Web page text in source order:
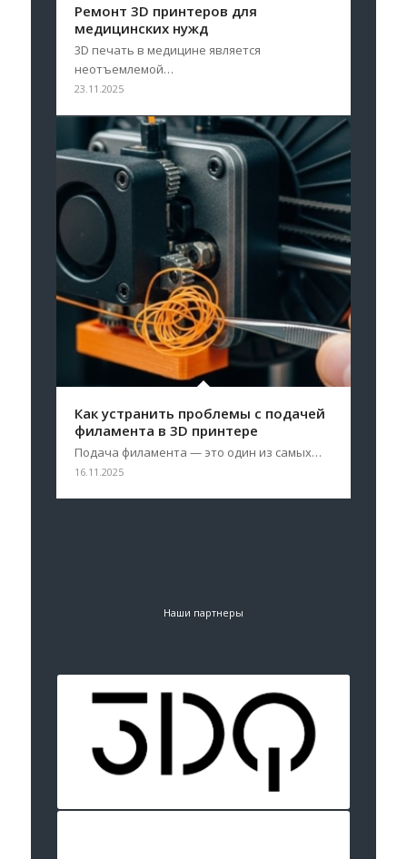
Ремонт 3D принтеров для
медицинских нужд
3D печать в медицине является
неотъемлемой…
23.11.2025
Как устранить проблемы с подачей
филамента в 3D принтере
Подача филамента — это один из самых…
16.11.2025
Наши партнеры